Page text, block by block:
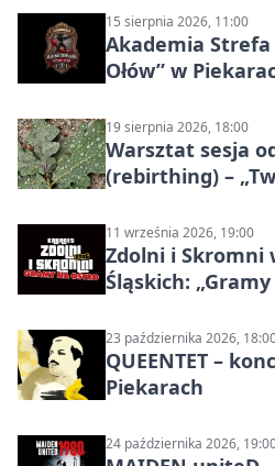
15 sierpnia 2026, 11:00
Akademia Strefa
Ołów” w
19 sierpnia 2026, 18:00
Warsztat sesja
(rebirthing) –
11 września 2026, 19:00
Zdolni i Skromni
Śląskich:
23 października 2026,
QUEENTET –
Piekarach
24 października 2026,